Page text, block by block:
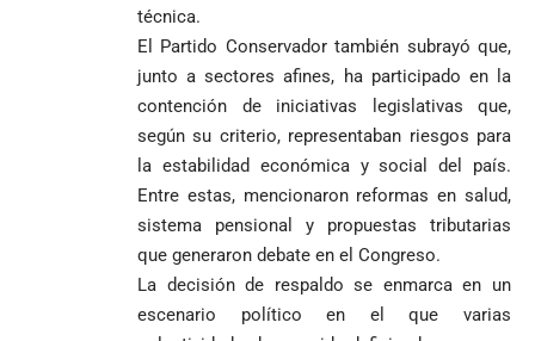
técnica.
El Partido Conservador también subrayó que,
junto a sectores afines, ha participado en la
contención de iniciativas legislativas que,
según su criterio, representaban riesgos para
la estabilidad económica y social del país.
Entre estas, mencionaron reformas en salud,
sistema pensional y propuestas tributarias
que generaron debate en el Congreso.
La decisión de respaldo se enmarca en un
escenario político en el que varias
criminales
Colombia